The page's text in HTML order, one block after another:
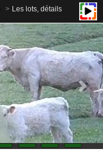
Les lots, détails